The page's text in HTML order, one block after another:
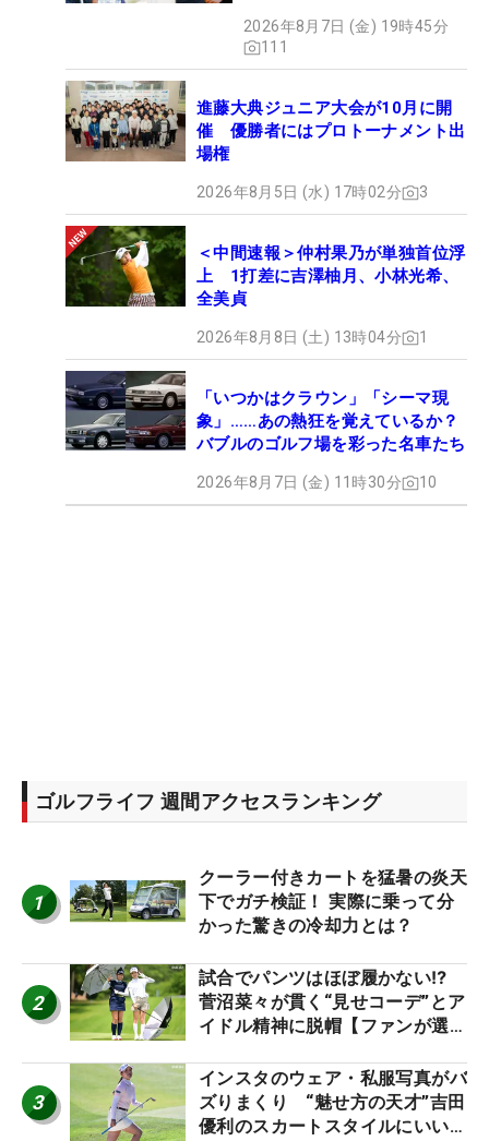
2026年8月7日 (金) 19時45分
111
進藤大典ジュニア大会が10月に開
催 優勝者にはプロトーナメント出
場権
2026年8月5日 (水) 17時02分 3
＜中間速報＞仲村果乃が単独首位浮
上 1打差に吉澤柚月、小林光希、
全美貞
2026年8月8日 (土) 13時04分 1
「いつかはクラウン」「シーマ現
象」……あの熱狂を覚えているか？
バブルのゴルフ場を彩った名車たち
2026年8月7日 (金) 11時30分 10
ゴルフライフ 週間アクセスランキング
1
クーラー付きカートを猛暑の炎天
下でガチ検証！ 実際に乗って分
かった驚きの冷却力とは？
2
試合でパンツはほぼ履かない⁉
菅沼菜々が貫く“見せコーデ”とア
イドル精神に脱帽【ファンが選ぶ
3
インスタのウェア・私服写真がバ
ズりまくり “魅せ方の天才”吉田
優利のスカートスタイルにいい